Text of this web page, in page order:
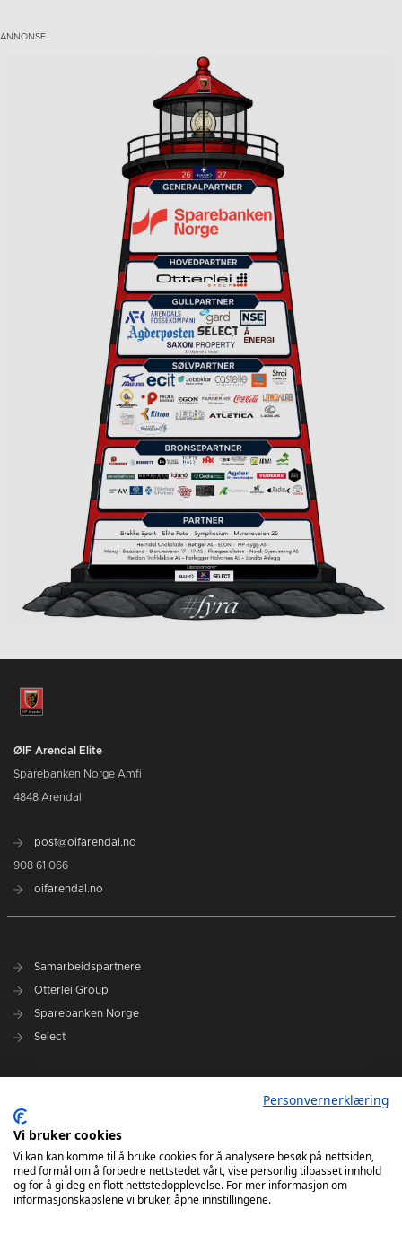
ØIF Arendal Elite
Sparebanken Norge Amfi
4848 Arendal
post@oifarendal.no
908 61 066
oifarendal.no
Samarbeidspartnere
Otterlei Group
Sparebanken Norge
Select
Spillerstall
Administrasjon
Styret
Personvernerklæring
Vi bruker cookies
Vi kan kan komme til å bruke cookies for å analysere besøk på nettsiden,
med formål om å forbedre nettstedet vårt, vise personlig tilpasset innhold
og for å gi deg en flott nettstedopplevelse. For mer informasjon om
informasjonskapslene vi bruker, åpne innstillingene.